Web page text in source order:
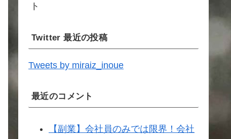
ト
Twitter 最近の投稿
Tweets by miraiz_inoue
最近のコメント
【副業】会社員のみでは限界！会社